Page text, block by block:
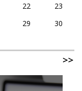
22
23
29
30